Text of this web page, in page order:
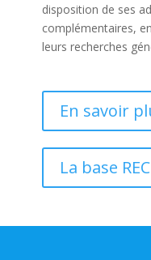
disposition de ses
complémentaires,
leurs recherches
En savoir
La base